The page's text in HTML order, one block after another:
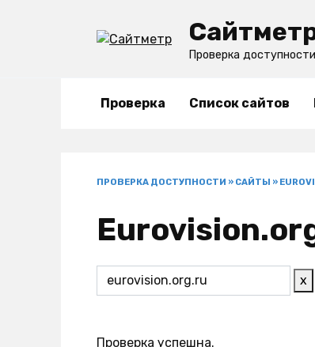
Проверка
Проверка Список сайтов
ПРОВЕРКА ДОСТУПНОСТИ » САЙТЫ »
x
Проверка успешна.